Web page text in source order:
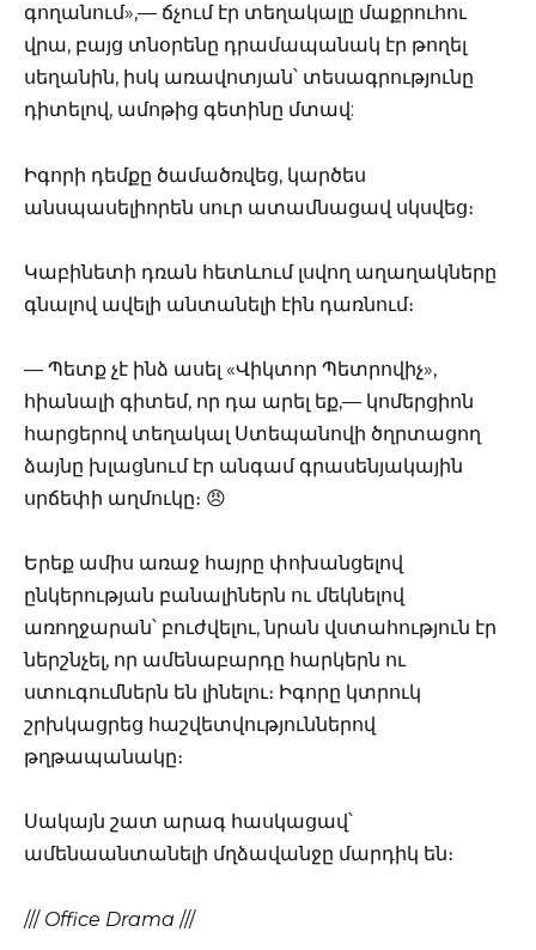
գողանում»,— ճչում էր տեղակալը մաքրուհու
վրա, բայց տնօրենը դրամապանակ էր թողել
սեղանին, իսկ առավոտյան՝ տեսագրությունը
դիտելով, ամոթից գետինը մտավ:
Իգորի դեմքը ծամածռվեց, կարծես
անսպասելիորեն սուր ատամնացավ սկսվեց։
Կաբինետի դռան հետևում լսվող աղաղակները
գնալով ավելի անտանելի էին դառնում։
— Պետք չէ ինձ ասել «Վիկտոր Պետրովիչ»,
հիանալի գիտեմ, որ դա արել եք,— կոմերցիոն
հարցերով տեղակալ Ստեպանովի ծղրտացող
ձայնը խլացնում էր անգամ գրասենյակային
սրճեփի աղմուկը։ 😠
Երեք ամիս առաջ հայրը փոխանցելով
ընկերության բանալիներն ու մեկնելով
առողջարան՝ բուժվելու, նրան վստահություն էր
ներշնչել, որ ամենաբարդը հարկերն ու
ստուգումներն են լինելու։ Իգորը կտրուկ
շրխկացրեց հաշվետվություններով
թղթապանակը։
Սակայն շատ արագ հասկացավ՝
ամենաանտանելի մղձավանջը մարդիկ են։
/// Office Drama ///